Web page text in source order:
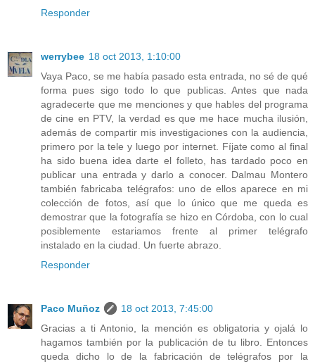
Responder
werrybee 18 oct 2013, 1:10:00
Vaya Paco, se me había pasado esta entrada, no sé de qué
forma pues sigo todo lo que publicas. Antes que nada
agradecerte que me menciones y que hables del programa
de cine en PTV, la verdad es que me hace mucha ilusión,
además de compartir mis investigaciones con la audiencia,
primero por la tele y luego por internet. Fíjate como al final
ha sido buena idea darte el folleto, has tardado poco en
publicar una entrada y darlo a conocer. Dalmau Montero
también fabricaba telégrafos: uno de ellos aparece en mi
colección de fotos, así que lo único que me queda es
demostrar que la fotografía se hizo en Córdoba, con lo cual
posiblemente estariamos frente al primer telégrafo
instalado en la ciudad. Un fuerte abrazo.
Responder
Paco Muñoz
18 oct 2013, 7:45:00
Gracias a ti Antonio, la mención es obligatoria y ojalá lo
hagamos también por la publicación de tu libro. Entonces
queda dicho lo de la fabricación de telégrafos por la